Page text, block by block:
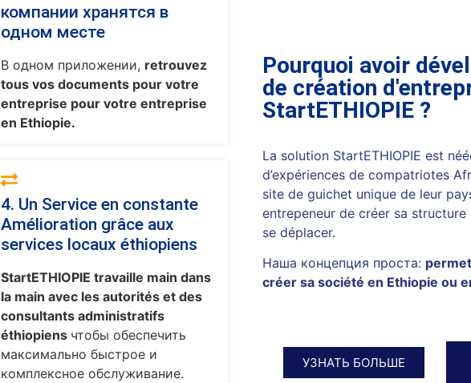
компании хранятся в
одном месте
В одном приложении, retrouvez
tous vos documents pour votre
entreprise pour votre entreprise
en Ethiopie.
4. Un Service en constante
Amélioration grâce aux
services locaux éthiopiens
StartETHIOPIE travaille main dans
la main avec les autorités et des
consultants administratifs
éthiopiens чтобы обеспечить
максимально быстрое и
комплексное обслуживание.
Pourquoi avoir
de création
StartETHIOPIE ?
La solution StartETHIOPIE est
d’expériences de compatriotes
site de guichet unique de leur
entrepeneur de créer sa
se déplacer.
Наша концепция проста:
créer sa société en Ethiopie ou
УЗНАТЬ БОЛЬШЕ